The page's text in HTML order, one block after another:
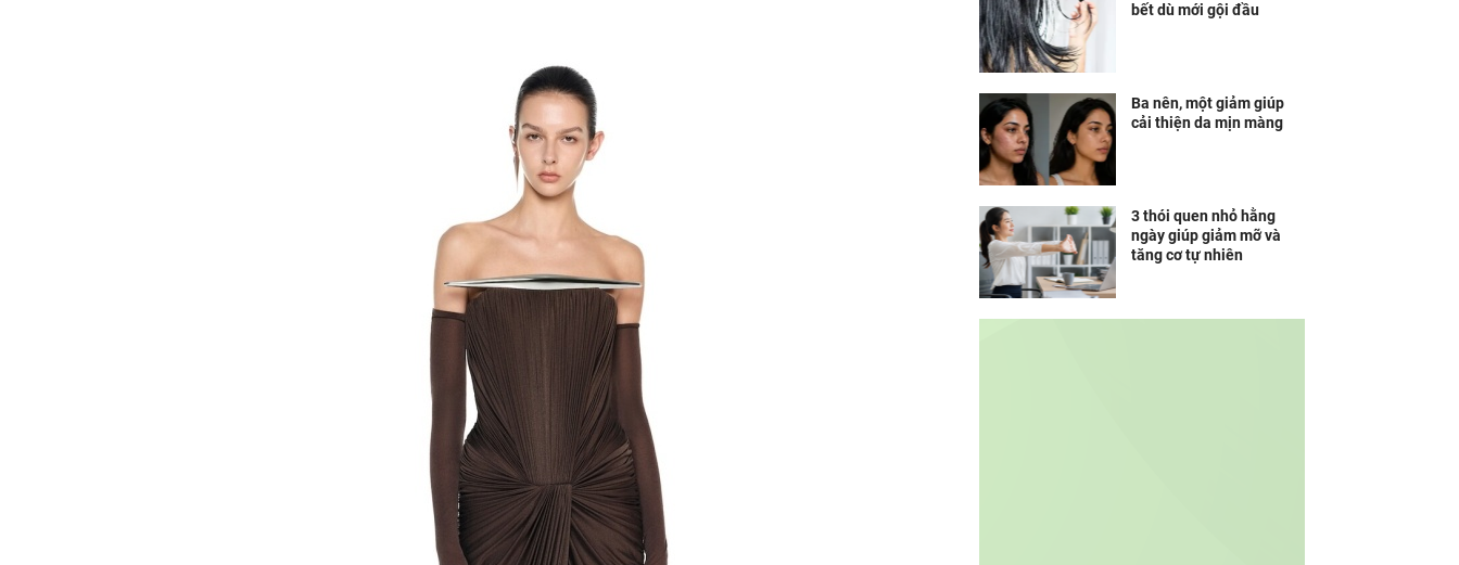
bết dù mới gội đầu
Ba nên, một giảm giúp
cải thiện da mịn màng
3 thói quen nhỏ hằng
ngày giúp giảm mỡ và
tăng cơ tự nhiên